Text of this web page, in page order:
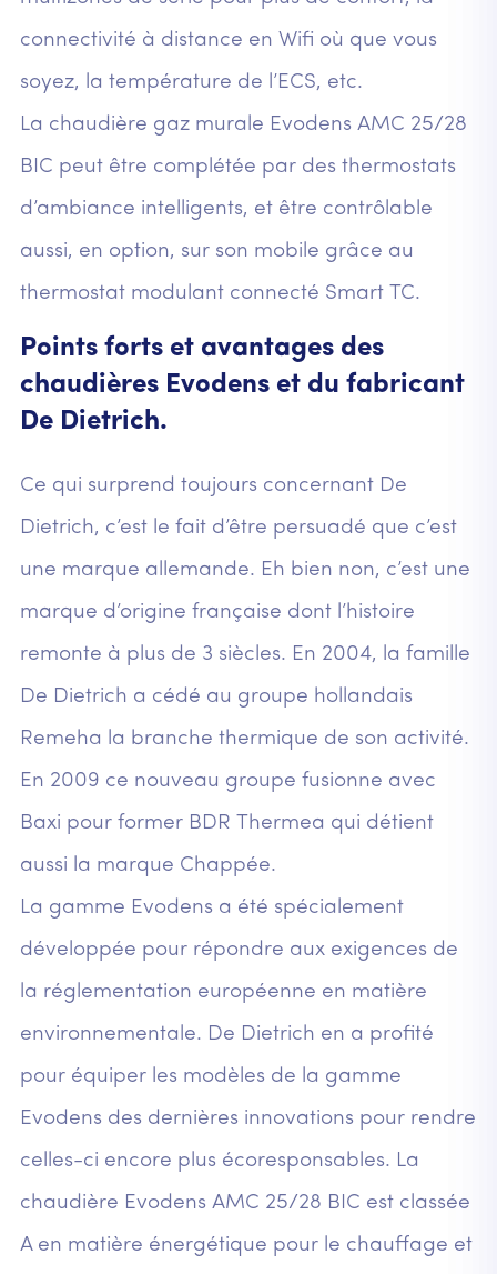
connectivité à distance en Wifi où que vous
soyez, la température de l’ECS, etc.
La chaudière gaz murale Evodens AMC 25/28
BIC peut être complétée par des thermostats
d’ambiance intelligents, et être contrôlable
aussi, en option, sur son mobile grâce au
thermostat modulant connecté Smart TC.
Points forts et avantages des
chaudières Evodens et du fabricant
De Dietrich.
Ce qui surprend toujours concernant De
Dietrich, c’est le fait d’être persuadé que c’est
une marque allemande. Eh bien non, c’est une
marque d’origine française dont l’histoire
remonte à plus de 3 siècles. En 2004, la famille
De Dietrich a cédé au groupe hollandais
Remeha la branche thermique de son activité.
En 2009 ce nouveau groupe fusionne avec
Baxi pour former BDR Thermea qui détient
aussi la marque Chappée.
La gamme Evodens a été spécialement
développée pour répondre aux exigences de
la réglementation européenne en matière
environnementale. De Dietrich en a profité
pour équiper les modèles de la gamme
Evodens des dernières innovations pour rendre
celles-ci encore plus écoresponsables. La
chaudière Evodens AMC 25/28 BIC est classée
A en matière énergétique pour le chauffage et